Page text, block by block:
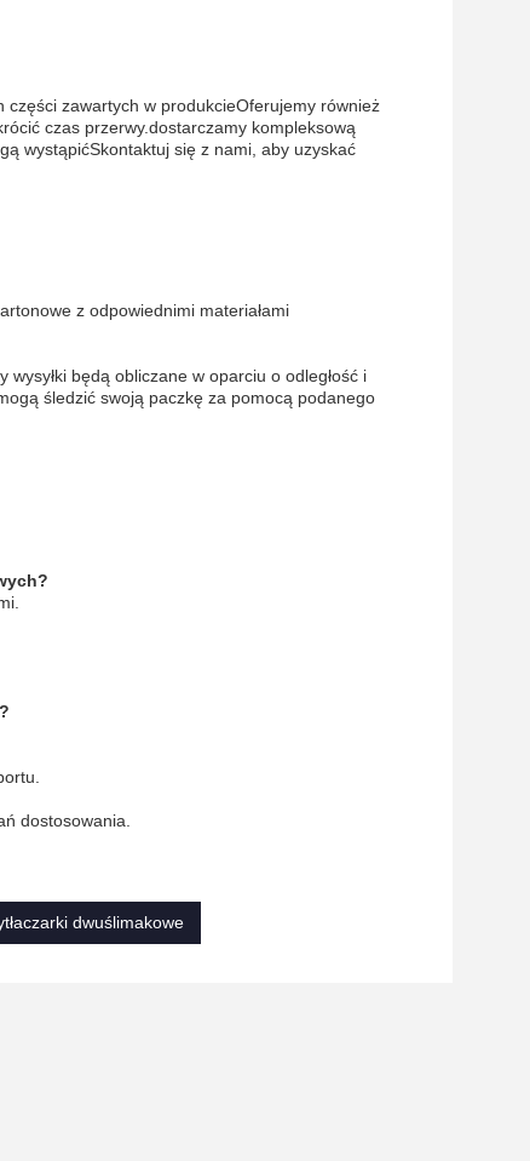
części zawartych w produkcieOferujemy również
czas przerwy.dostarczamy kompleksową
wystąpićSkontaktuj się z nami, aby uzyskać
z odpowiednimi materiałami
będą obliczane w oparciu o odległość i
śledzić swoją paczkę za pomocą podanego
dostosowania.
dwuślimakowe